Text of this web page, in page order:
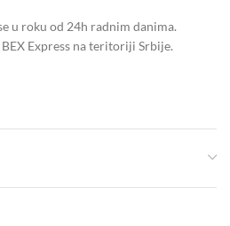
u roku od 24h radnim danima.
Express na teritoriji Srbije.